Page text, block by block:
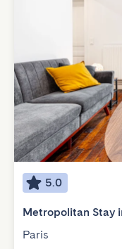
5.0
Metropolitan Stay
Paris